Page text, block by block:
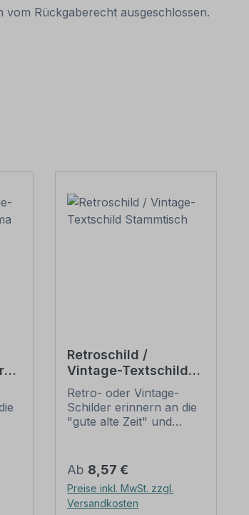
Rückgaberecht ausgeschlossen.
Retroschild /
Vintage-Textschild
Stammtisch
Retro- oder Vintage-
Schilder erinnern an die
"gute alte Zeit" und
großer Beliebheit. Sind
diese Schilder im Original
nur schwer und häufig
nur zu horrenden Preise
Regulärer Preis:
Ab 8,57 €
Preise inkl. MwSt. zzgl.
Versandkosten